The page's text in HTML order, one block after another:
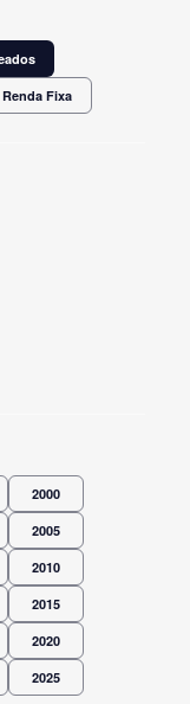
Fixa
2000
2005
2010
2015
2020
2025